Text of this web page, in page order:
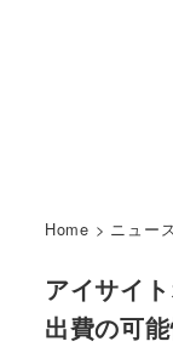
Home > ニュー
アイサイ
出費の可